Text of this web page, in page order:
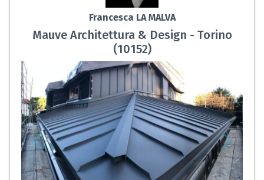
Francesca LA MALVA
Mauve Architettura & Design - Torino
(10152)